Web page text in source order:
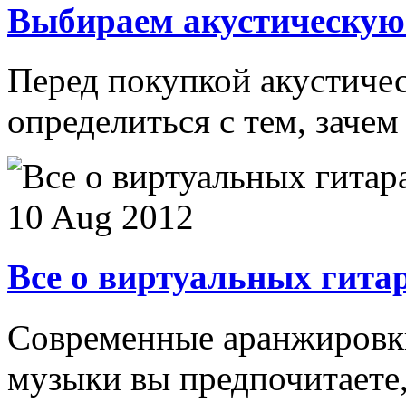
Выбираем
Перед покупкой
определиться с тем,
10 Aug 2012
Все о виртуальных
Современные
музыки вы